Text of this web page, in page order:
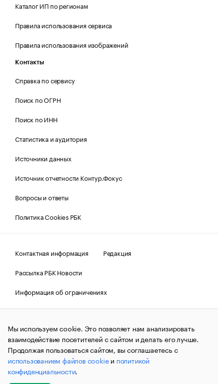
Каталог ИП по регионам
Правила использования сервиса
Правила использования изображений
Контакты
Справка по сервису
Поиск по ОГРН
Поиск по ИНН
Статистика и аудитория
Источники данных
Источник отчетности Контур.Фокус
Вопросы и ответы
Политика Cookies РБК
Контактная информация
Редакция
Рассылка РБК Новости
Информация об ограничениях
Правовая информация
О соблюдении авторских прав
© АО «РОСБИЗНЕСКОНСАЛТИНГ»,1995–2026.Сообщения
и материалы информационного агентства «РБК»
(зарегистрировано Федеральной службой по надзору в сфере
связи, информационных технологий и массовых
коммуникаций (Роскомнадзор) 09.12.2015 за номером ИА
№ФС77-63848) сопровождаются пометкой «РБК». Отдельные
публикации могут содержать информацию,
Мы используем cookie. Это позволяет нам анализировать
взаимодействие посетителей с сайтом и делать его лучше.
Продолжая пользоваться сайтом, вы соглашаетесь с
использованием файлов cookieи политикой
конфиденциальности.